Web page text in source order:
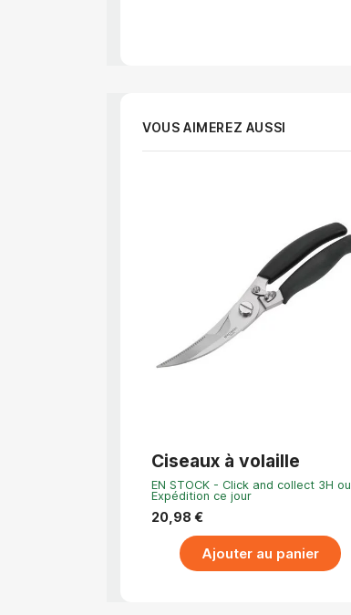
VOUS AIMEREZ AUSSI
Ciseaux à volaille
EN STOCK - Click and collect 3H ou
Expédition ce jour
20,98 €
Ajouter au panier